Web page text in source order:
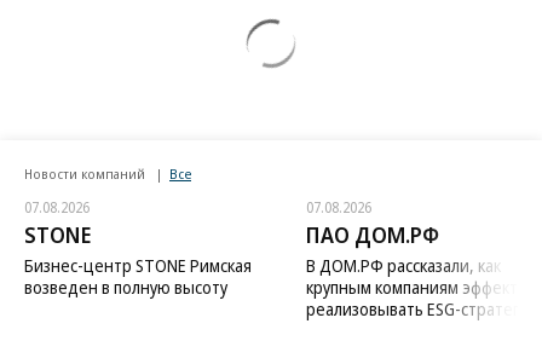
Новости компаний Все
07.08.2026
STONE
Бизнес-центр STONE Римская
возведен в полную высоту
07.08.2026
ПАО ДОМ.РФ
В ДОМ.РФ рассказали, как
крупным компаниям
реализовывать ESG-стратегию